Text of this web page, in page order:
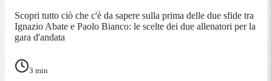
Scopri tutto ciò che c'è da sapere sulla prima delle due sfide tra
Ignazio Abate e Paolo Bianco: le scelte dei due allenatori per la
gara d'andata
3 min